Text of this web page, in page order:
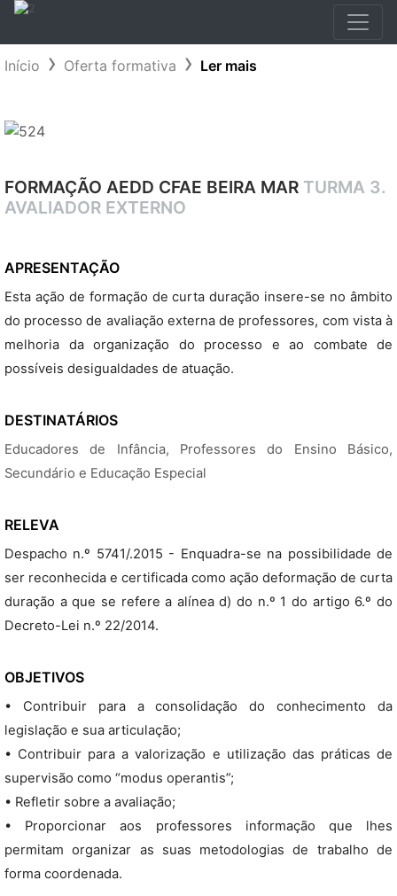
Início Oferta formativa Ler mais
FORMAÇÃO AEDD CFAE BEIRA MAR TURMA 3.
AVALIADOR EXTERNO
APRESENTAÇÃO
Esta ação de formação de curta duração insere-se no âmbito
do processo de avaliação externa de professores, com vista à
melhoria da organização do processo e ao combate de
possíveis desigualdades de atuação.
DESTINATÁRIOS
Educadores de Infância, Professores do Ensino Básico,
Secundário e Educação Especial
RELEVA
Despacho n.º 5741/.2015 - Enquadra-se na possibilidade de
ser reconhecida e certificada como ação deformação de curta
duração a que se refere a alínea d) do n.º 1 do artigo 6.º do
Decreto-Lei n.º 22/2014.
OBJETIVOS
• Contribuir para a consolidação do conhecimento da
legislação e sua articulação;
• Contribuir para a valorização e utilização das práticas de
supervisão como “modus operantis”;
• Refletir sobre a avaliação;
• Proporcionar aos professores informação que lhes
permitam organizar as suas metodologias de trabalho de
forma coordenada.